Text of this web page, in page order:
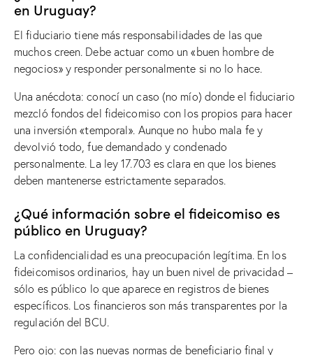
en Uruguay?
El fiduciario tiene más responsabilidades de las que
muchos creen. Debe actuar como un «buen hombre de
negocios» y responder personalmente si no lo hace.
Una anécdota: conocí un caso (no mío) donde el fiduciario
mezcló fondos del fideicomiso con los propios para hacer
una inversión «temporal». Aunque no hubo mala fe y
devolvió todo, fue demandado y condenado
personalmente. La ley 17.703 es clara en que los bienes
deben mantenerse estrictamente separados.
¿Qué información sobre el fideicomiso es
público en Uruguay?
La confidencialidad es una preocupación legítima. En los
fideicomisos ordinarios, hay un buen nivel de privacidad –
sólo es público lo que aparece en registros de bienes
específicos. Los financieros son más transparentes por la
regulación del BCU.
Pero ojo: con las nuevas normas de beneficiario final y